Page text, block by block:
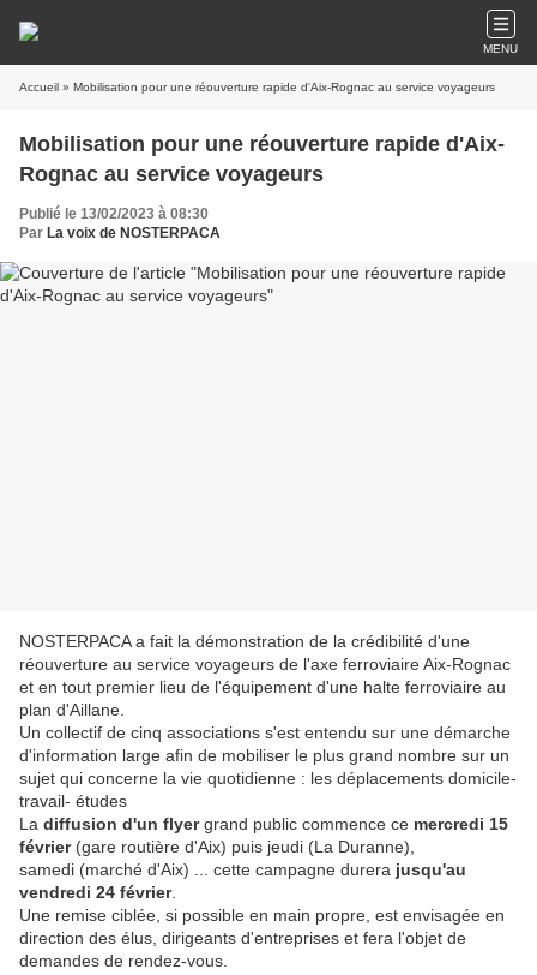
MENU
Accueil » Mobilisation pour une réouverture rapide d'Aix-Rognac au service voyageurs
Mobilisation pour une réouverture rapide d'Aix-
Rognac au service voyageurs
Publié le 13/02/2023 à 08:30
Par La voix de NOSTERPACA
NOSTERPACA a fait la démonstration de la crédibilité d'une
réouverture au service voyageurs de l'axe ferroviaire Aix-Rognac
et en tout premier lieu de l'équipement d'une halte ferroviaire au
plan d'Aillane.
Un collectif de cinq associations s'est entendu sur une démarche
d'information large afin de mobiliser le plus grand nombre sur un
sujet qui concerne la vie quotidienne : les déplacements domicile-
travail- études
La diffusion d'un flyergrand public commence ce mercredi 15
février(gare routière d'Aix) puis jeudi (La Duranne),
samedi (marché d'Aix) ... cette campagne durera jusqu'au
vendredi 24 février.
Une remise ciblée, si possible en main propre, est envisagée en
direction des élus, dirigeants d'entreprises et fera l'objet de
demandes de rendez-vous.